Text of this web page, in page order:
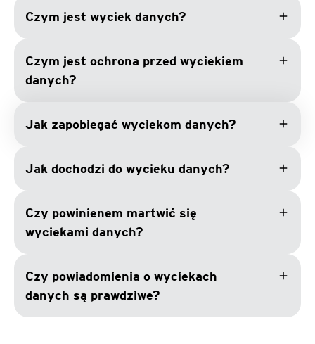
Czym jest wyciek danych? add
Czym jest ochrona przed wyciekiem
danych?
add
Jak zapobiegać wyciekom danych? add
Jak dochodzi do wycieku danych? add
Czy powinienem martwić się
wyciekami danych?
add
Czy powiadomienia o wyciekach
danych są prawdziwe?
add